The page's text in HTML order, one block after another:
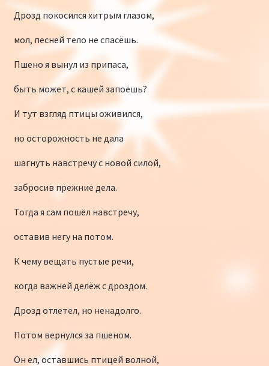
Дрозд покосился хитрым глазом,
мол, песней тело не спасёшь.
Пшено я вынул из припаса,
быть может, с кашей запоёшь?
И тут взгляд птицы оживился,
но осторожность не дала
шагнуть навстречу с новой силой,
забросив прежние дела.
Тогда я сам пошёл навстречу,
оставив негу на потом.
К чему вещать пустые речи,
когда важней делёж с дроздом.
Дрозд отлетел, но ненадолго.
Потом вернулся за пшеном.
Он ел, оставшись птицей волной,